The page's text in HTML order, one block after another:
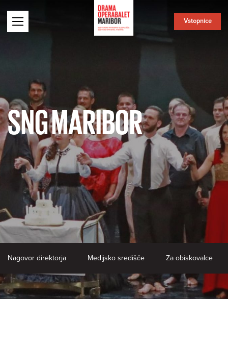
Vstopnice
SNG MARIBOR
Nagovor direktorja Medijsko središče Za obiskovalce